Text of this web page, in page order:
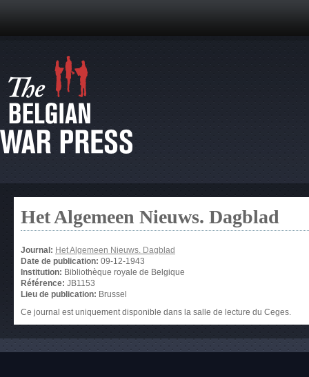
Het Algemeen Nieuws. Dagblad
Journal: Het Algemeen Nieuws. Dagblad
Date de publication: 09-12-1943
Institution: Bibliothèque royale de Belgique
Référence: JB1153
Lieu de publication: Brussel
Ce journal est uniquement disponible dans la salle de lecture du Ceges.